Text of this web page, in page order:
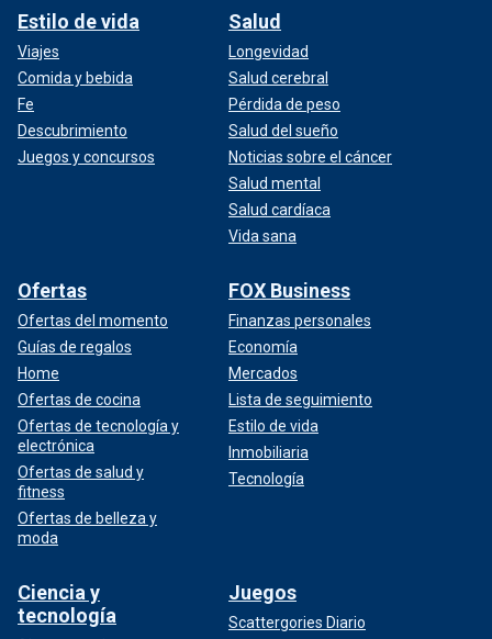
Estilo de vida
Viajes
Comida y bebida
Fe
Descubrimiento
Juegos y concursos
Salud
Longevidad
Salud cerebral
Pérdida de peso
Salud del sueño
Noticias sobre el cáncer
Salud mental
Salud cardíaca
Vida sana
Ofertas
Ofertas del momento
Guías de regalos
Home
Ofertas de cocina
Ofertas de tecnología y
electrónica
Ofertas de salud y
fitness
Ofertas de belleza y
moda
FOX Business
Finanzas personales
Economía
Mercados
Lista de seguimiento
Estilo de vida
Inmobiliaria
Tecnología
Ciencia y
tecnología
Juegos
Scattergories Diario